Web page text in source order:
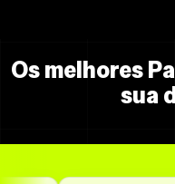
Os melhores
sua